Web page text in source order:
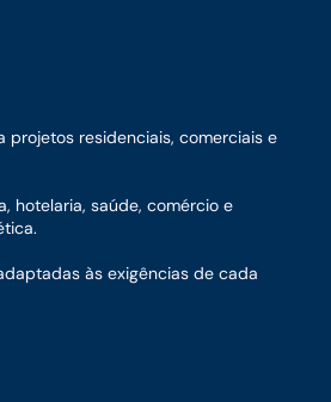
residenciais, comerciais e
saúde, comércio e
às exigências de cada